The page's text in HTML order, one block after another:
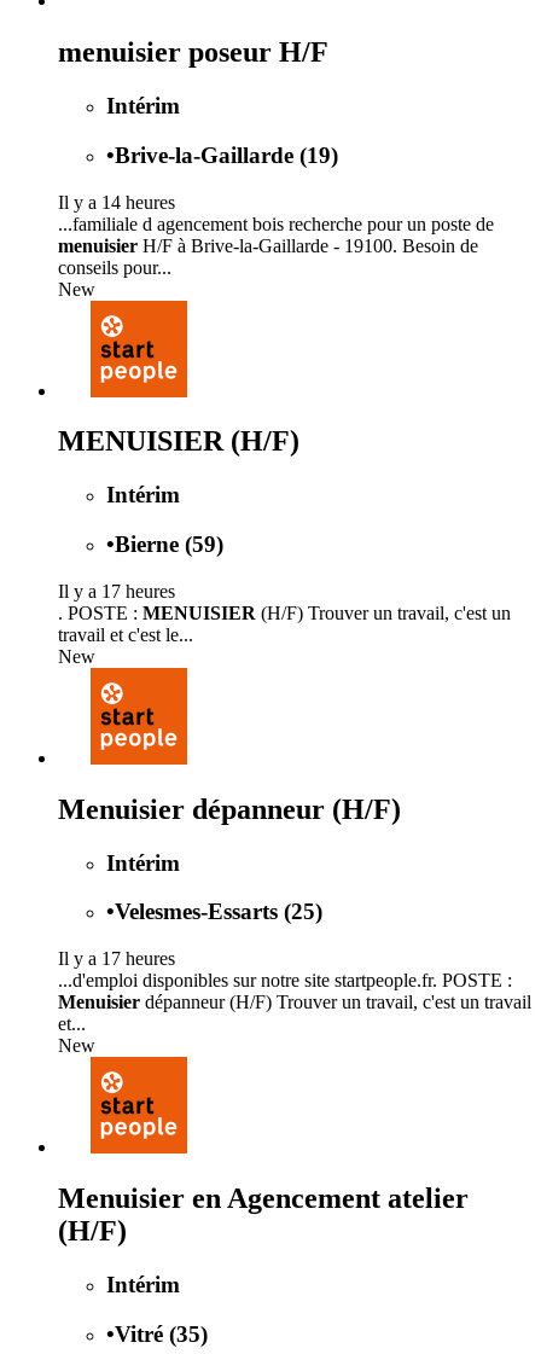
menuisier poseur H/F
Intérim
•Brive-la-Gaillarde (19)
Il y a 14 heures
...familiale d agencement bois recherche pour un poste de
menuisier H/F à Brive-la-Gaillarde - 19100. Besoin de
conseils pour...
New
MENUISIER (H/F)
Intérim
•Bierne (59)
Il y a 17 heures
. POSTE : MENUISIER (H/F) Trouver un travail, c'est un
travail et c'est le...
New
Menuisier dépanneur (H/F)
Intérim
•Velesmes-Essarts (25)
Il y a 17 heures
...d'emploi disponibles sur notre site startpeople.fr. POSTE :
Menuisier dépanneur (H/F) Trouver un travail, c'est un travail
et...
New
Menuisier en Agencement atelier
(H/F)
Intérim
•Vitré (35)